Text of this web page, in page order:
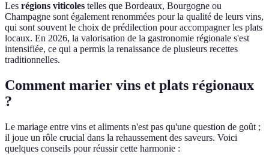
Les régions viticoles telles que Bordeaux, Bourgogne ou
Champagne sont également renommées pour la qualité de leurs vins,
qui sont souvent le choix de prédilection pour accompagner les plats
locaux. En 2026, la valorisation de la gastronomie régionale s'est
intensifiée, ce qui a permis la renaissance de plusieurs recettes
traditionnelles.
Comment marier vins et plats régionaux
?
Le mariage entre vins et aliments n'est pas qu'une question de goût ;
il joue un rôle crucial dans la rehaussement des saveurs. Voici
quelques conseils pour réussir cette harmonie :